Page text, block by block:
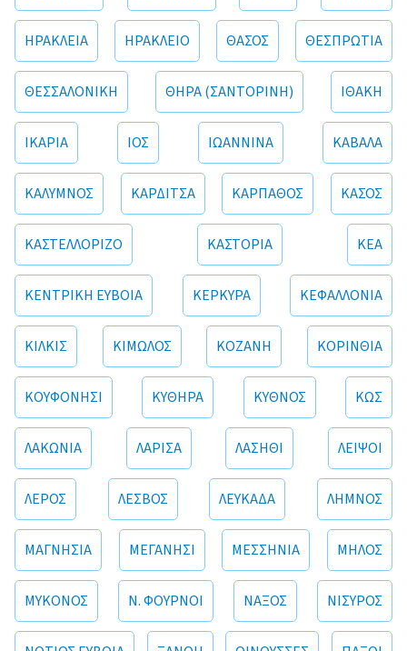
ΗΡΑΚΛΕΙΑ ΗΡΑΚΛΕΙΟ ΘΑΣΟΣ ΘΕΣΠΡΩΤΙΑ
ΘΕΣΣΑΛΟΝΙΚΗ ΘΗΡΑ (ΣΑΝΤΟΡΙΝΗ) ΙΘΑΚΗ
ΙΚΑΡΙΑ ΙΟΣ ΙΩΑΝΝΙΝΑ ΚΑΒΑΛΑ
ΚΑΛΥΜΝΟΣ ΚΑΡΔΙΤΣΑ ΚΑΡΠΑΘΟΣ ΚΑΣΟΣ
ΚΑΣΤΕΛΛΟΡΙΖΟ ΚΑΣΤΟΡΙΑ ΚΕΑ
ΚΕΝΤΡΙΚΗ ΕΥΒΟΙΑ ΚΕΡΚΥΡΑ ΚΕΦΑΛΛΟΝΙΑ
ΚΙΛΚΙΣ ΚΙΜΩΛΟΣ ΚΟΖΑΝΗ ΚΟΡΙΝΘΙΑ
ΚΟΥΦΟΝΗΣΙ ΚΥΘΗΡΑ ΚΥΘΝΟΣ ΚΩΣ
ΛΑΚΩΝΙΑ ΛΑΡΙΣΑ ΛΑΣΗΘΙ ΛΕΙΨΟΙ
ΛΕΡΟΣ ΛΕΣΒΟΣ ΛΕΥΚΑΔΑ ΛΗΜΝΟΣ
ΜΑΓΝΗΣΙΑ ΜΕΓΑΝΗΣΙ ΜΕΣΣΗΝΙΑ ΜΗΛΟΣ
ΜΥΚΟΝΟΣ Ν. ΦΟΥΡΝΟΙ ΝΑΞΟΣ ΝΙΣΥΡΟΣ